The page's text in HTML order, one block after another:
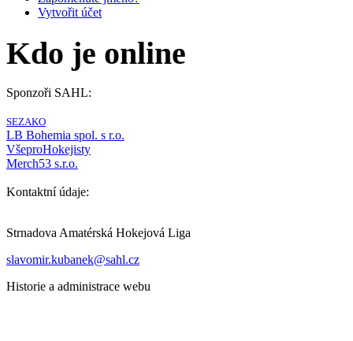
Vytvořit účet
Kdo je online
Sponzoři SAHL:
SEZAKO
LB Bohemia spol. s r.o.
VšeproHokejisty
Merch53 s.r.o.
Kontaktní údaje:
Strnadova Amatérská Hokejová Liga
slavomir.kubanek@sahl.cz
Historie a administrace webu